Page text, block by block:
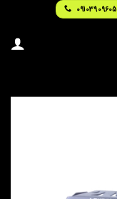
09103909605